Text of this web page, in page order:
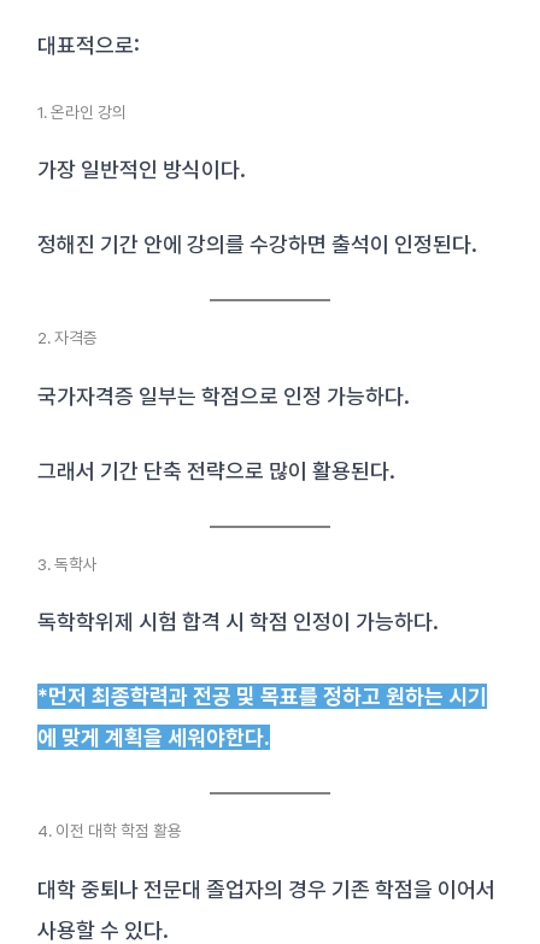
대표적으로:
1. 온라인 강의
가장 일반적인 방식이다.
정해진 기간 안에 강의를 수강하면 출석이 인정된다.
2. 자격증
국가자격증 일부는 학점으로 인정 가능하다.
그래서 기간 단축 전략으로 많이 활용된다.
3. 독학사
독학학위제 시험 합격 시 학점 인정이 가능하다.
*먼저 최종학력과 전공 및 목표를 정하고 원하는 시기
에 맞게 계획을 세워야한다.
4. 이전 대학 학점 활용
대학 중퇴나 전문대 졸업자의 경우 기존 학점을 이어서
사용할 수 있다.